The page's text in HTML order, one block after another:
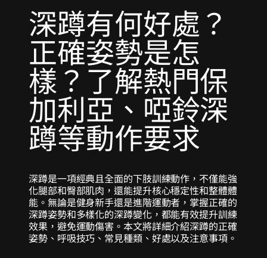
深蹲有何好處？
正確姿勢是怎
樣？了解熱門保
加利亞、啞鈴深
蹲等動作要求
深蹲是一項經典且全面的下肢訓練動作，不僅能強
化腿部和臀部肌肉，還能提升核心穩定性和整體體
能。無論是健身新手還是進階運動者，掌握正確的
深蹲姿勢和多樣化的深蹲變化，都能有效提升訓練
效果，避免運動傷害。本文將詳細介紹深蹲的正確
姿勢、呼吸技巧、常見種類、好處以及注意事項。